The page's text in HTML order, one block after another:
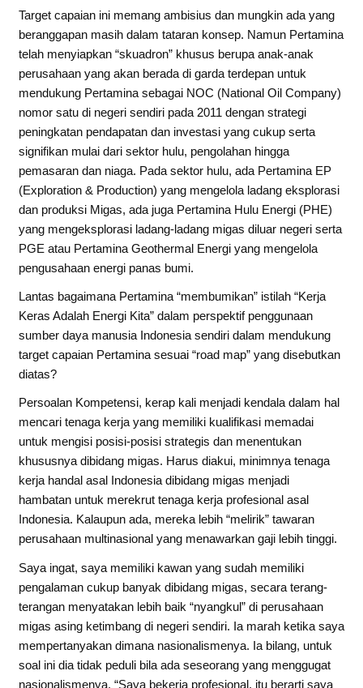
Target capaian ini memang ambisius dan mungkin ada yang
beranggapan masih dalam tataran konsep. Namun Pertamina
telah menyiapkan “skuadron” khusus berupa anak-anak
perusahaan yang akan berada di garda terdepan untuk
mendukung Pertamina sebagai NOC (National Oil Company)
nomor satu di negeri sendiri pada 2011 dengan strategi
peningkatan pendapatan dan investasi yang cukup serta
signifikan mulai dari sektor hulu, pengolahan hingga
pemasaran dan niaga. Pada sektor hulu, ada Pertamina EP
(Exploration & Production) yang mengelola ladang eksplorasi
dan produksi Migas, ada juga Pertamina Hulu Energi (PHE)
yang mengeksplorasi ladang-ladang migas diluar negeri serta
PGE atau Pertamina Geothermal Energi yang mengelola
pengusahaan energi panas bumi.
Lantas bagaimana Pertamina “membumikan” istilah “Kerja
Keras Adalah Energi Kita” dalam perspektif penggunaan
sumber daya manusia Indonesia sendiri dalam mendukung
target capaian Pertamina sesuai “road map” yang disebutkan
diatas?
Persoalan Kompetensi, kerap kali menjadi kendala dalam hal
mencari tenaga kerja yang memiliki kualifikasi memadai
untuk mengisi posisi-posisi strategis dan menentukan
khususnya dibidang migas. Harus diakui, minimnya tenaga
kerja handal asal Indonesia dibidang migas menjadi
hambatan untuk merekrut tenaga kerja profesional asal
Indonesia. Kalaupun ada, mereka lebih “melirik” tawaran
perusahaan multinasional yang menawarkan gaji lebih tinggi.
Saya ingat, saya memiliki kawan yang sudah memiliki
pengalaman cukup banyak dibidang migas, secara terang-
terangan menyatakan lebih baik “nyangkul” di perusahaan
migas asing ketimbang di negeri sendiri. Ia marah ketika saya
mempertanyakan dimana nasionalismenya. Ia bilang, untuk
soal ini dia tidak peduli bila ada seseorang yang menggugat
nasionalismenya. “Saya bekerja profesional, itu berarti saya